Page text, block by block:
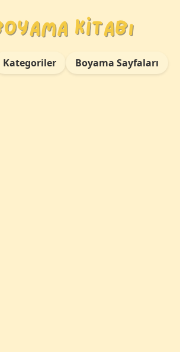
Kategoriler Boyama Sayfaları